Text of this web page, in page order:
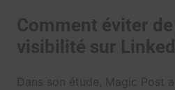
Comment éviter
visibilité sur
Dans son étude, Magic Post